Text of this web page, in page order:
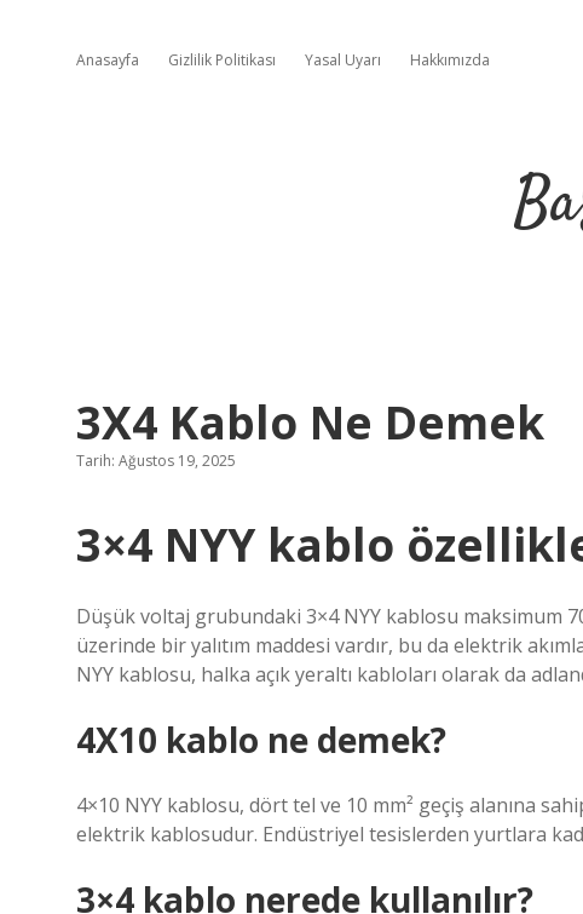
Anasayfa Gizlilik Politikası Yasal Uyarı Hakkımızda
3X4 Kablo Ne Demek
Tarih: Ağustos 19, 2025
3×4 NYY kablo
Düşük voltaj grubundaki 3×4 NYY kablosu maksimum
üzerinde bir yalıtım maddesi vardır, bu da elektrik
NYY kablosu, halka açık yeraltı kabloları olarak da
4X10 kablo ne demek?
4×10 NYY kablosu, dört tel ve 10 mm² geçiş alanına
elektrik kablosudur. Endüstriyel tesislerden yurtlara
3×4 kablo nerede kullanılır?